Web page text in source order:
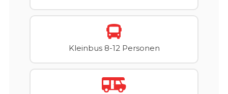
Kleinbus 8-12 Personen